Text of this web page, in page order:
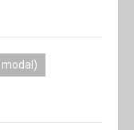
modal)